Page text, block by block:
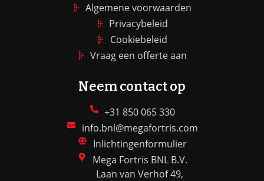
Algemene voorwaarden
Privacybeleid
Cookiebeleid
Vraag een offerte aan
Neem contact op
+31 850 065 330
info.bnl@megafortris.com
Inlichtingenformulier
Mega Fortris BNL B.V.
Laan van Verhof 49,